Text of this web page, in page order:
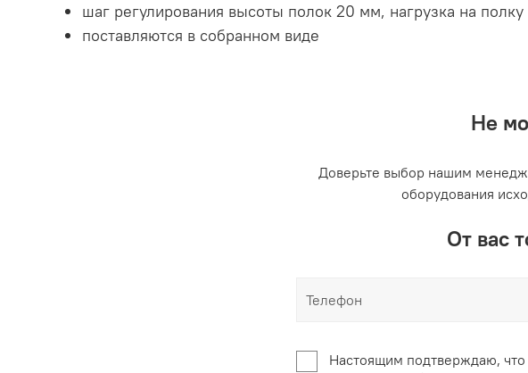
шаг регулирования высоты полок 20 мм, нагрузка на полку
поставляются в собранном виде
Не
Доверьте выбор нашим
оборудования
От вас
Настоящим подтверждаю,